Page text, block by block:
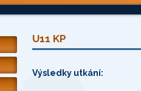
U11 KP
Výsledky utkání: